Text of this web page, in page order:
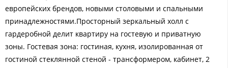
европейских брендов, новыми столовыми и спальными
принадлежностями.Просторный зеркальный холл с
гардеробной делит квартиру на гостевую и приватную
зоны. Гостевая зона: гостиная, кухня, изолированная от
гостиной стеклянной стеной - трансформером, кабинет, 2